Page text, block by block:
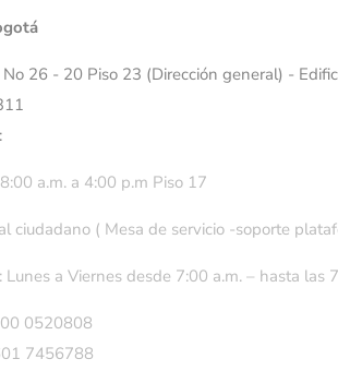
26 - 20 Piso 23 (Dirección general) -
a.m. a 4:00 p.m Piso 17
ciudadano ( Mesa de servicio -soporte
Lunes a Viernes desde 7:00 a.m. – hasta
0520808
7456788